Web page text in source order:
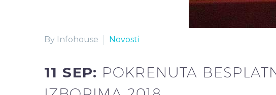
By Infohouse Novosti
11 SEP: POKRENUTA